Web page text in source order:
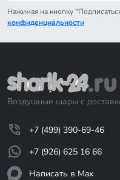
Нажимая на кнопку
конфиденциальности
Воздушные шары с
+7 (499) 390-69-46
+7 (926) 625 16 66
Написать в Max